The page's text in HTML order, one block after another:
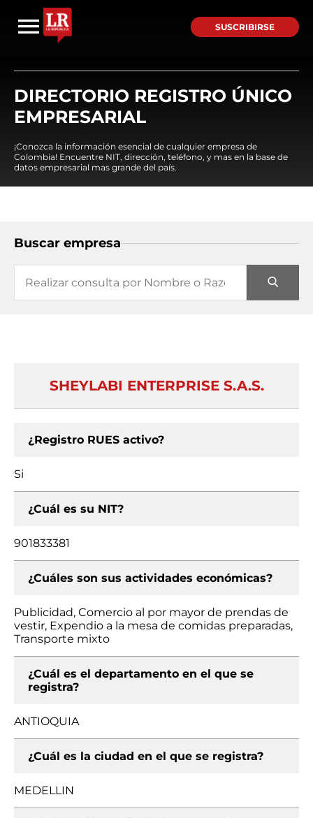
SUSCRIBIRSE
DIRECTORIO REGISTRO ÚNICO
EMPRESARIAL
¡Conozca la información esencial de cualquier empresa de
Colombia! Encuentre NIT, dirección, teléfono, y mas en la base de
datos empresarial mas grande del país.
Buscar empresa
SHEYLABI ENTERPRISE S.A.S.
¿Registro RUES activo?
Si
¿Cuál es su NIT?
901833381
¿Cuáles son sus actividades económicas?
Publicidad, Comercio al por mayor de prendas de
vestir, Expendio a la mesa de comidas preparadas,
Transporte mixto
¿Cuál es el departamento en el que se
registra?
ANTIOQUIA
¿Cuál es la ciudad en el que se registra?
MEDELLIN